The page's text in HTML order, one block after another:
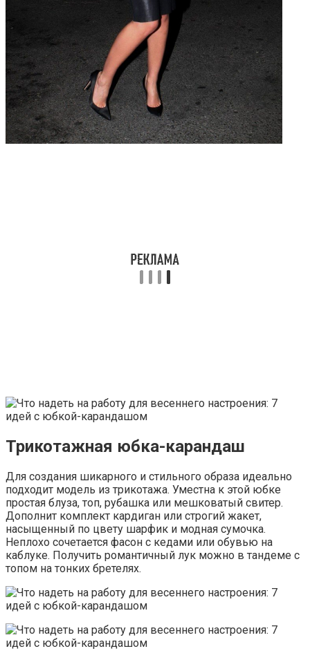
Трикотажная юбка-карандаш
Для создания шикарного и стильного образа идеально
подходит модель из трикотажа. Уместна к этой юбке
простая блуза, топ, рубашка или мешковатый свитер.
Дополнит комплект кардиган или строгий жакет,
насыщенный по цвету шарфик и модная сумочка.
Неплохо сочетается фасон с кедами или обувью на
каблуке. Получить романтичный лук можно в тандеме с
топом на тонких бретелях.